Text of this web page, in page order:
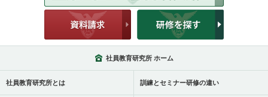
社員教育研究所 ホーム
社員教育研究所とは 訓練とセミナー研修の違い